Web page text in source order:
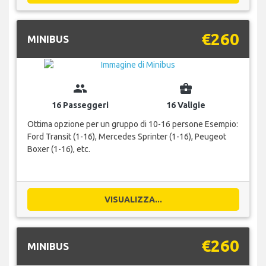
MINIBUS €260
group
16 Passeggeri
business_center
16 Valigie
Ottima opzione per un gruppo di 10-16 persone Esempio:
Ford Transit (1-16), Mercedes Sprinter (1-16), Peugeot
Boxer (1-16), etc.
VISUALIZZA...
MINIBUS €260